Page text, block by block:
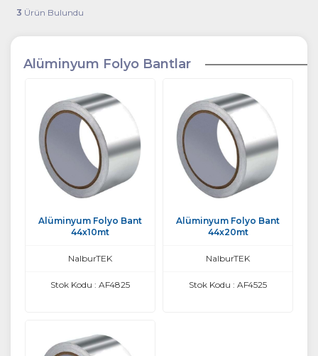
3 Ürün Bulundu
Alüminyum Folyo Bantlar
Alüminyum Folyo Bant
44x10mt
NalburTEK
Stok Kodu : AF4825
Alüminyum Folyo Bant
44x20mt
NalburTEK
Stok Kodu : AF4525